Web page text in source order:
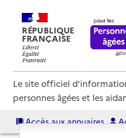
RÉPUBLIQUE
FRANÇAISE
Le site officiel
personnes âgées et les
Accès aux annuaires